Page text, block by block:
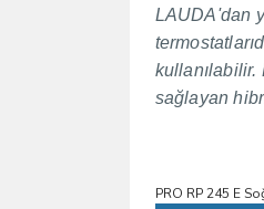
LAUDA'dan
kullanılabilir.
sağlayan
PRO RP 245 E